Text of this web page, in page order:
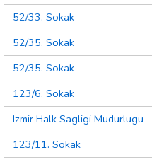
52/33. Sokak
52/35. Sokak
52/35. Sokak
123/6. Sokak
Izmir Halk Sagligi Mudurlugu
123/11. Sokak